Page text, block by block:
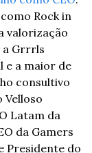
Rock in
valorização
a Grrrls
e a maior de
consultivo
Velloso
Latam da
da Gamers
Presidente do